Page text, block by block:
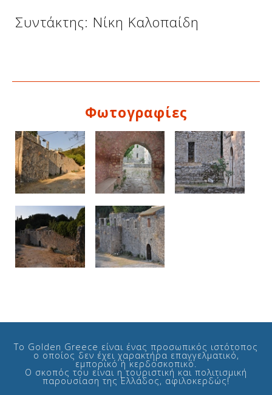
Δείτε μας:
Συντάκτης: Νίκη Καλοπαίδη
Φωτογραφίες
Το Golden Greece είναι ένας προσωπικός ιστότοπος
ο οποίος δεν έχει χαρακτήρα επαγγελματικό,
εμπορικό ή κερδοσκοπικό.
Ο σκοπός του είναι η τουριστική και πολιτισμική
παρουσίαση της Ελλάδος, αφιλοκερδώς!